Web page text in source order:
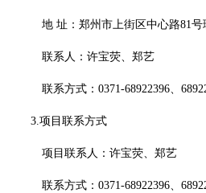
地 址： 郑州市上街区中心路81号
联系人：许宝荧、郑艺
联系方式： 0371-68922396、
3.项目联系方式
项目联系人：许宝荧、郑艺
联系方式： 0371-68922396、